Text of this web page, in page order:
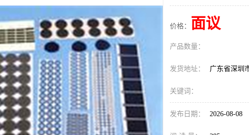
价格： 面议
产品数量：
发货地址： 广东省深圳
关键词：
发布日期： 2026-08-08